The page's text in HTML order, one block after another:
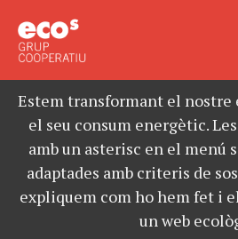
Estem transformant el nostre
el seu consum energètic.
amb un asterisc en el menú
adaptades amb criteris de
expliquem com ho hem fet i
un web